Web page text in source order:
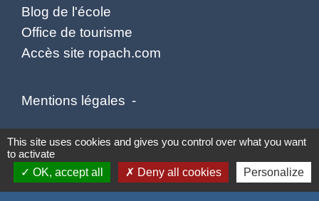
Blog de l'école
Office de tourisme
Accès site ropach.com
Mentions légales -
Politique de confidentialité - Accessibilité -
Plan du site - Gestion des cookies
This site uses cookies and gives you control over what you want
to activate
OK, accept all
Deny all cookies Personalize